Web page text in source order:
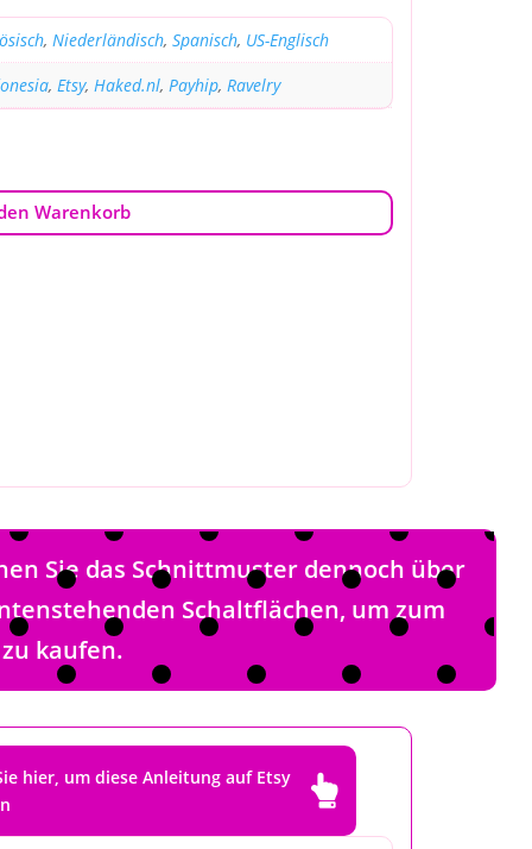
, Niederländisch, Spanisch, US-Englisch
, Etsy, Haked.nl, Payhip, Ravelry
Warenkorb
Sie das Schnittmuster dennoch über
Schaltflächen, um zum
kaufen.
hier, um diese Anleitung auf Etsy
